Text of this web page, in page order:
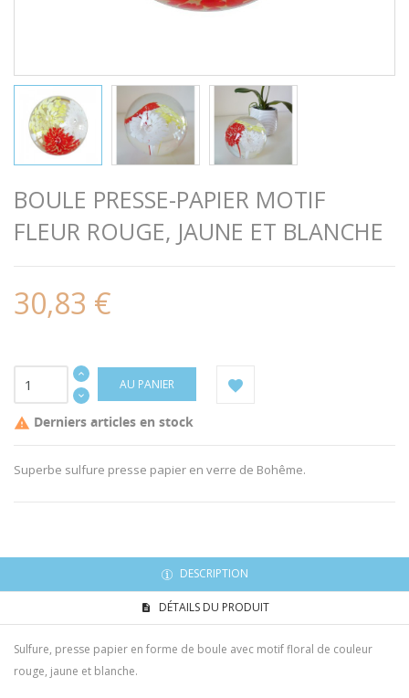
BOULE PRESSE-PAPIER MOTIF
FLEUR ROUGE, JAUNE ET BLANCHE
30,83 €
AU PANIER
 Derniers articles en stock
Superbe sulfure presse papier en verre de Bohême.
DESCRIPTION
DÉTAILS DU PRODUIT
Sulfure, presse papier en forme de boule avec motif floral de couleur
rouge, jaune et blanche.